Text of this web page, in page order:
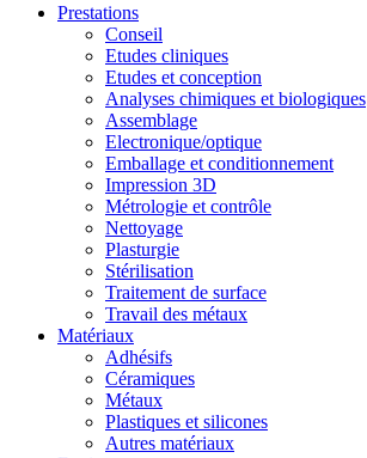
Prestations
Conseil
Etudes cliniques
Etudes et conception
Analyses chimiques et biologiques
Assemblage
Electronique/optique
Emballage et conditionnement
Impression 3D
Métrologie et contrôle
Nettoyage
Plasturgie
Stérilisation
Traitement de surface
Travail des métaux
Matériaux
Adhésifs
Céramiques
Métaux
Plastiques et silicones
Autres matériaux